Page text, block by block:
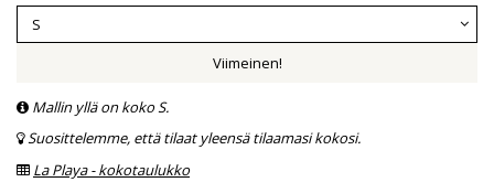
Viimeinen!
Mallin yllä on koko S.
Suosittelemme, että tilaat yleensä tilaamasi kokosi.
La Playa - kokotaulukko